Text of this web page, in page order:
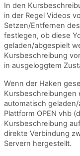
In den
in der Regel Videos
Setzen/Entfernen
festlegen, ob diese
geladen/abgespielt
Kursbeschreibung
in ausgeloggtem
Wenn der Haken
Kursbeschreibungen
automatisch
Plattform OPEN vhb
Kursbeschreibung
direkte Verbindung
Servern hergestellt.